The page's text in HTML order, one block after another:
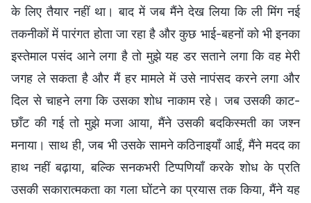
के लिए तैयार नहीं था। बाद में जब मैंने देख लिया कि ली मिंग नई
तकनीकों में पारंगत होता जा रहा है और कुछ भाई-बहनों को भी इनका
इस्तेमाल पसंद आने लगा है तो मुझे यह डर सताने लगा कि वह मेरी
जगह ले सकता है और मैं हर मामले में उसे नापंसद करने लगा और
दिल से चाहने लगा कि उसका शोध नाकाम रहे। जब उसकी काट-
छाँट की गई तो मुझे मजा आया, मैंने उसकी बदकिस्मती का जश्न
मनाया। साथ ही, जब भी उसके सामने कठिनाइयाँ आईं, मैंने मदद का
हाथ नहीं बढ़ाया, बल्कि सनकभरी टिप्पणियाँ करके शोध के प्रति
उसकी सकारात्मकता का गला घोंटने का प्रयास तक किया, मैंने यह